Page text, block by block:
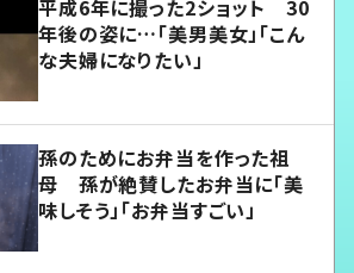
平成6年に撮った2ショット 30
年後の姿に…「美男美女」「こん
な夫婦になりたい」
孫のためにお弁当を作った祖
母 孫が絶賛したお弁当に「美
味しそう」「お弁当すごい」